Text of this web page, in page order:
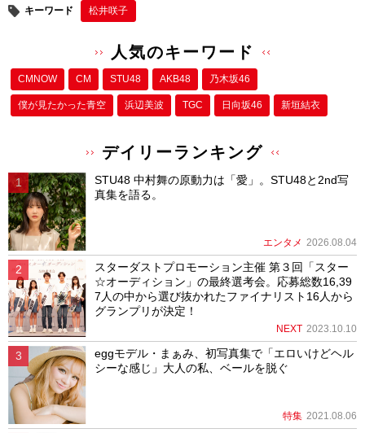
キーワード 松井咲子
人気のキーワード
CMNOW CM STU48 AKB48 乃木坂46
僕が⾒たかった⻘空 浜辺美波 TGC 日向坂46 新垣結衣
デイリーランキング
STU48 中村舞の原動力は「愛」。STU48と2nd写
真集を語る。
エンタメ 2026.08.04
スターダストプロモーション主催 第３回「スター
☆オーディション」の最終選考会。応募総数16,39
7人の中から選び抜かれたファイナリスト16人から
グランプリが決定！
NEXT 2023.10.10
eggモデル・まぁみ、初写真集で「エロいけどヘル
シーな感じ」大人の私、ベールを脱ぐ
特集 2021.08.06